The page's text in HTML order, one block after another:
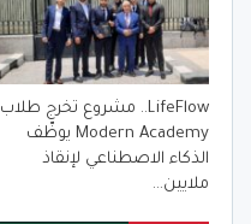
LifeFlow.. مشروع تخرج طلاب
Modern Academy يوظّف
الذكاء الاصطناعي لإنقاذ
ملايين…